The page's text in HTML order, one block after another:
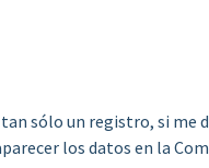
sólo un registro, si me
los datos en la